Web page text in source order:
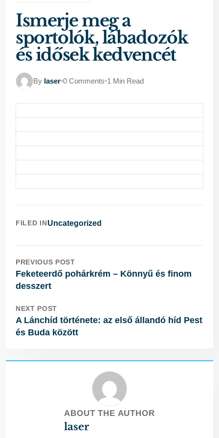
Ismerje meg a
sportolók, lábadozók
és idősek kedvencét
By laser 0 Comments 1 Min Read
FILED INUncategorized
PREVIOUS POST
Feketeerdő pohárkrém – Könnyű és finom
desszert
NEXT POST
A Lánchíd története: az első állandó híd Pest
és Buda között
ABOUT THE AUTHOR
laser